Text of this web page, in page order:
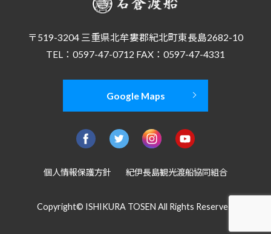
〒519-3204 三重県北牟婁郡紀北町東長島2682-10
TEL：0597-47-0712 FAX：0597-47-4331
Google Maps
個人情報保護方針 紀伊長島観光渡船協同組合
Copyright© ISHIKURA TOSEN All Rights Reserved.